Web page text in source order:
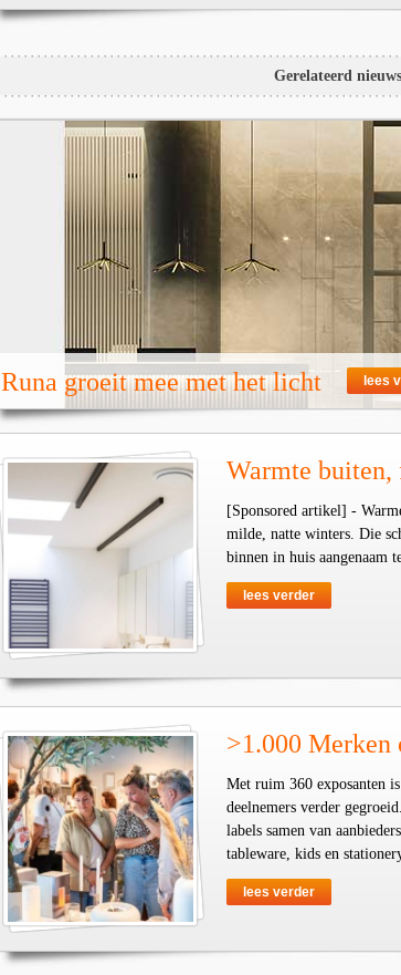
Gerelateerd nieuws
Runa groeit mee met het licht lees
Warmte buiten,
[Sponsored artikel] -
milde, natte winters. Die
binnen in huis aangenaam
lees verder
>1.000 Merken
Met ruim 360 exposanten
deelnemers verder
labels samen van
tableware, kids en
lees verder